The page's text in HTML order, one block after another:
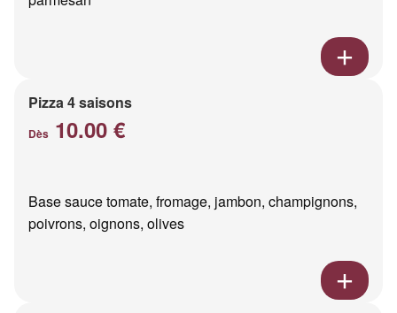
Pizza 4 saisons
Dès 10.00 €
Base sauce tomate, fromage, jambon, champignons,
poivrons, oignons, olives